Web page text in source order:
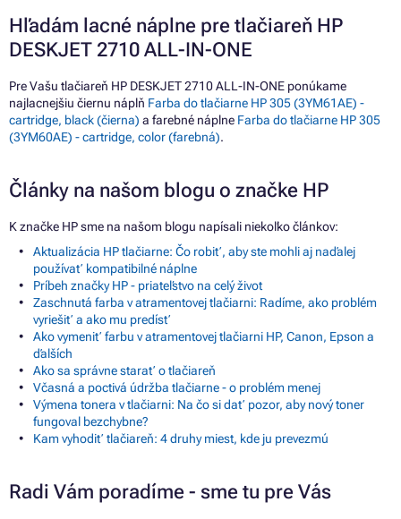
Hľadám lacné náplne pre tlačiareň HP
DESKJET 2710 ALL-IN-ONE
Pre Vašu tlačiareň HP DESKJET 2710 ALL-IN-ONE ponúkame
najlacnejšiu čiernu náplň Farba do tlačiarne HP 305 (3YM61AE) -
cartridge, black (čierna) a farebné náplne Farba do tlačiarne HP 305
(3YM60AE) - cartridge, color (farebná).
Články na našom blogu o značke HP
K značke HP sme na našom blogu napísali niekoľko článkov:
Aktualizácia HP tlačiarne: Čo robiť, aby ste mohli aj naďalej
používať kompatibilné náplne
Príbeh značky HP - priateľstvo na celý život
Zaschnutá farba v atramentovej tlačiarni: Radíme, ako problém
vyriešiť a ako mu predísť
Ako vymeniť farbu v atramentovej tlačiarni HP, Canon, Epson a
ďalších
Ako sa správne starať o tlačiareň
Včasná a poctivá údržba tlačiarne - o problém menej
Výmena tonera v tlačiarni: Na čo si dať pozor, aby nový toner
fungoval bezchybne?
Kam vyhodiť tlačiareň: 4 druhy miest, kde ju prevezmú
Radi Vám poradíme - sme tu pre Vás